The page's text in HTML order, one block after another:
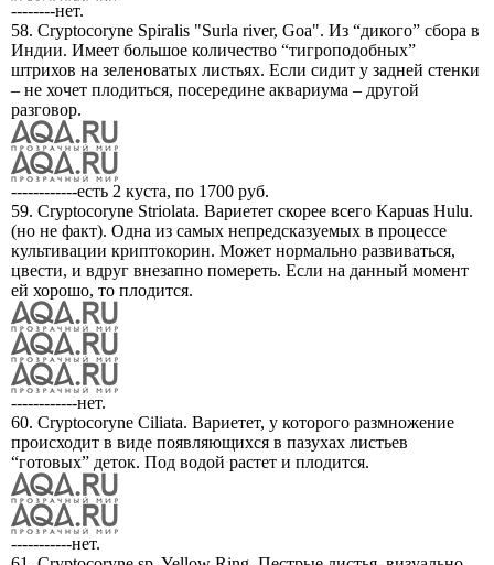
--------нет.
58. Cryptocoryne Spiralis "Surla river, Goa". Из “дикого” сбора в
Индии. Имеет большое количество “тигроподобных”
штрихов на зеленоватых листьях. Если сидит у задней стенки
– не хочет плодиться, посередине аквариума – другой
разговор.
------------есть 2 куста, по 1700 руб.
59. Cryptocoryne Striolata. Вариетет скорее всего Kapuas Hulu.
(но не факт). Одна из самых непредсказуемых в процессе
культивации криптокорин. Может нормально развиваться,
цвести, и вдруг внезапно помереть. Если на данный момент
ей хорошо, то плодится.
------------нет.
60. Cryptocoryne Ciliata. Вариетет, у которого размножение
происходит в виде появляющихся в пазухах листьев
“готовых” деток. Под водой растет и плодится.
-----------нет.